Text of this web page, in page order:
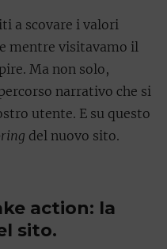
a scovare i valori
mentre visitavamo il
Ma non solo,
narrativo che si
utente. E su questo
del nuovo sito.
action: la
sito.